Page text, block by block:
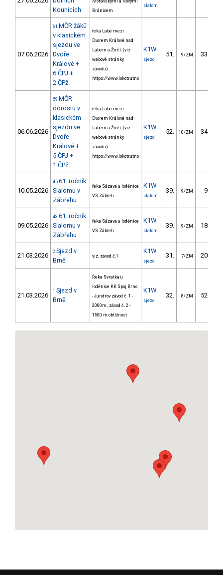
Kounicích
Moravskými a Novými
Bránicem
slalom
07.06.2026
61 MČR žáků
v klasickém
sjezdu ve
Dvoře
Králové +
6.ČPJ +
2.ČPž
řeka Labe mezi
Dvorem Králové nad
Labem a Žirčí. (viz
webové stránky
závodu).
https://www.lokotrutno
K1W
sjezd
51. 9/ZM 334.46
06.06.2026
59 MČR
dorostu v
klasickém
sjezdu ve
Dvoře
Králové +
5.ČPJ +
1.ČPž
řeka Labe mezi
Dvorem Králové nad
Labem a Žirčí. (viz
webové stránky
závodu).
https://www.lokotrutno
K1W
sjezd
52. 10/ZM 341.37
10.05.2026
45 61. ročník
Slalomu v
Zábřehu
řeka Sázava u loděnice
VS Zábřeh
K1W
slalom
39. 9/ZM 96.50
09.05.2026
43 61. ročník
Slalomu v
Zábřehu
řeka Sázava u loděnice
VS Zábřeh
K1W
slalom
39. 9/ZM 188.10
21.03.2026 2 Sjezd v
Brně
viz. závod č.1
K1W
sjezd
31. 7/ZM 203.70
21.03.2026
1 Sjezd v
Brně
Řeka Svratka u
loděnice KK Spoj Brno
- Jundrov závod č. 1 -
3000m , závod č. 2 -
1500 m obtížnost
K1W
sjezd
32. 8/ZM 526.30